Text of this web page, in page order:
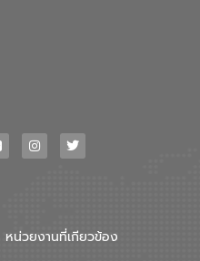
หน่วยงานที่เกียวข้อง